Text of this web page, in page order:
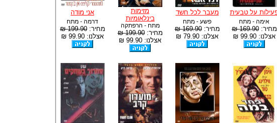
על טבעית
אימה - מתח
מחיר:169.90 ₪
אצלנו: 99.90 ₪
מעבר לכל חשד
פשע - מתח
מחיר:169.90 ₪
אצלנו: 79.90 ₪
מזימות
בינלאומיות
מתח - הרפתקה
מחיר:199.90 ₪
אצלנו: 99.90 ₪
אני מודה
דרמה - מתח
מחיר:199.90 ₪
אצלנו: 99.90 ₪